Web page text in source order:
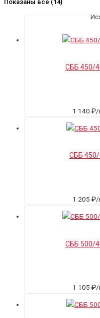
Показаны все (14)
СББ 450/
1 140 ₽/
СББ
1 205 ₽/
СББ 500/
1 105 ₽/